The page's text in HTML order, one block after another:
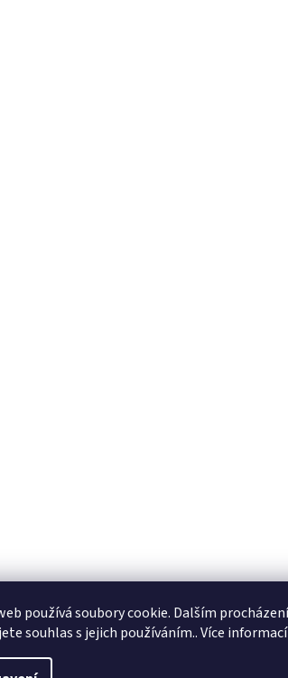
používá soubory cookie. Dalším
souhlas s jejich používáním.. Více informací